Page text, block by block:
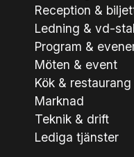
Reception &
Ledning & vd-
Program &
Möten & event
Kök & restaurang
Marknad
Teknik & drift
Lediga tjänster